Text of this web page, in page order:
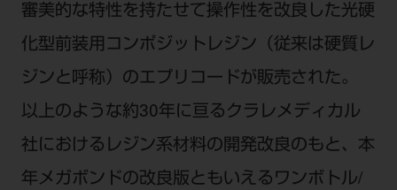
審美的な特性を持たせて操作性を改良した光硬
化型前装用コンポジットレジン（従来は硬質レ
ジンと呼称）のエプリコードが販売された。
以上のような約30年に亘るクラレメディカル
社におけるレジン系材料の開発改良のもと、本
年メガボンドの改良版ともいえるワンボトル/